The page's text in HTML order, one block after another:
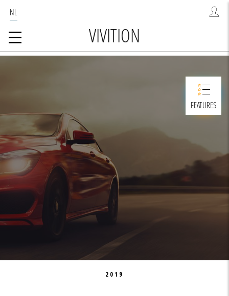
NL
VIVITION
FEATURES
2019